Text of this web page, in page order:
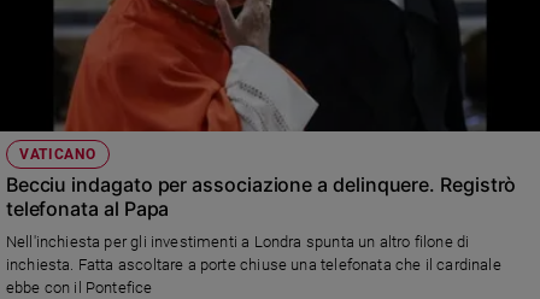
della
settimana
Migranti
Diversità
e
inclusione
Costume
Cultura
e
spettacoli
VATICANO
Becciu indagato per associazione a delinquere. Registrò
telefonata al Papa
Nell'inchiesta per gli investimenti a Londra spunta un altro filone di
inchiesta. Fatta ascoltare a porte chiuse una telefonata che il cardinale
ebbe con il Pontefice